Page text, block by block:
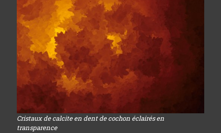
Cristaux de calcite en dent de cochon éclairés en
transparence